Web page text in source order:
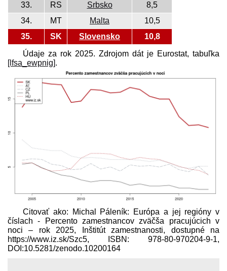
33. RS Srbsko
8,5
34.
MT Malta
10,5
35.
SK Slovensko
10,8
Údaje za rok 2025. Zdrojom dát je Eurostat, tabuľka
[lfsa_ewpnig] .
Citovať ako: Michal Páleník: Európa a jej regióny v
číslach - Percento zamestnancov zväčša pracujúcich v
noci – rok 2025, Inštitút zamestnanosti, dostupné na
https://www.iz.sk/​Szc5, ISBN: 978-80-970204-9-1,
DOI:10.5281/zenodo.10200164